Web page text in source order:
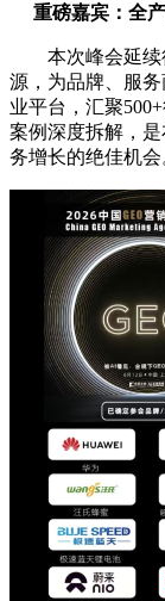
重磅嘉宾：全产
本次峰会延
源，为品牌、服
业平台，汇聚
案例深度拆解，
务增长的绝佳机会